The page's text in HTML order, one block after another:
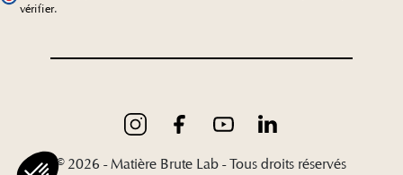
vérifier.
© 2026 - Matière Brute Lab - Tous droits réservés